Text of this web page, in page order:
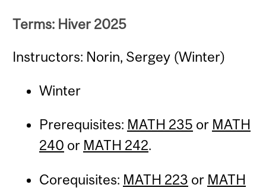
Terms: Hiver 2025
Instructors: Norin, Sergey (Winter)
Winter
Prerequisites: MATH 235 or MATH
240 or MATH 242.
Corequisites: MATH 223 or MATH